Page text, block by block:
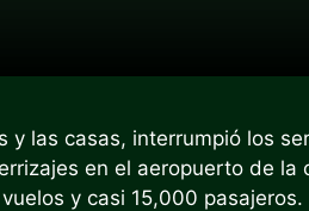
las casas, interrumpió los
en el aeropuerto de la
y casi 15,000 pasajeros.